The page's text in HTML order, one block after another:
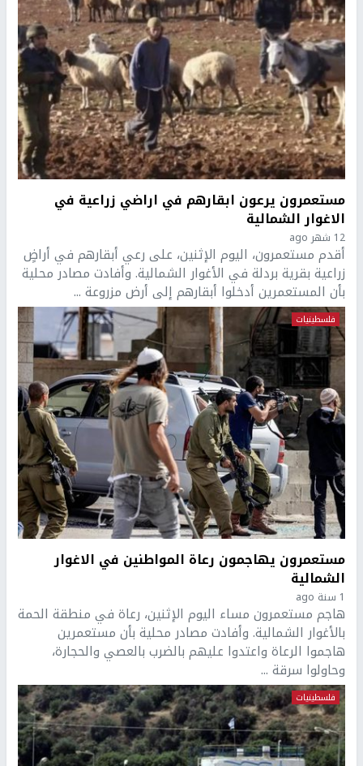
مستعمرون يرعون ابقارهم في اراضي زراعية في
الاغوار الشمالية
12 شهر ago
أقدم مستعمرون، اليوم الإثنين، على رعي أبقارهم في أراضٍ
زراعية بقرية بردلة في الأغوار الشمالية. وأفادت مصادر محلية
بأن المستعمرين أدخلوا أبقارهم إلى أرض مزروعة ...
فلسطينيات
مستعمرون يهاجمون رعاة المواطنين في الاغوار
الشمالية
1 سنة ago
هاجم مستعمرون مساء اليوم الإثنين، رعاة في منطقة الحمة
بالأغوار الشمالية. وأفادت مصادر محلية بأن مستعمرين
هاجموا الرعاة واعتدوا عليهم بالضرب بالعصي والحجارة،
وحاولوا سرقة ...
فلسطينيات